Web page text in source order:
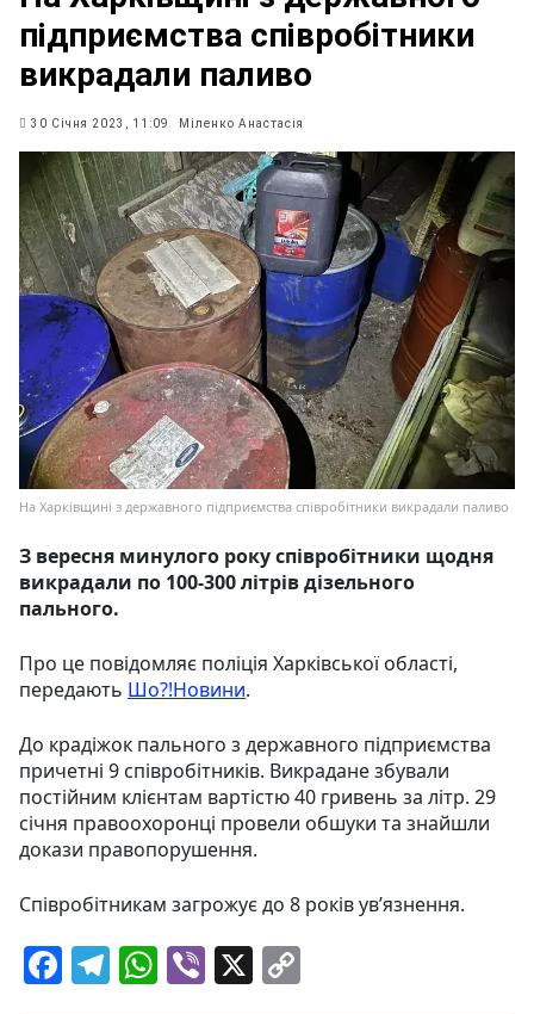
підприємства співробітники
викрадали паливо
30 Січня 2023, 11:09 Міленко Анастасія
На Харківщині з державного підприємства співробітники викрадали паливо
З вересня минулого року співробітники щодня
викрадали по 100-300 літрів дізельного
пального.
Про це повідомляє поліція Харківської області,
передають Шо?!Новини.
До крадіжок пального з державного підприємства
причетні 9 співробітників. Викрадане збували
постійним клієнтам вартістю 40 гривень за літр. 29
січня правоохоронці провели обшуки та знайшли
докази правопорушення.
Співробітникам загрожує до 8 років ув’язнення.
F T W Vi X